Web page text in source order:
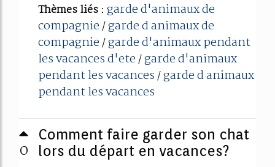
Thèmes liés : garde d'animaux de
compagnie/garde d animaux de
compagnie/garde d'animaux pendant
les vacances d'ete/garde d'animaux
pendant les vacances/garde d animaux
pendant les vacances
0
Comment faire garder son chat
lors du départ en vacances?